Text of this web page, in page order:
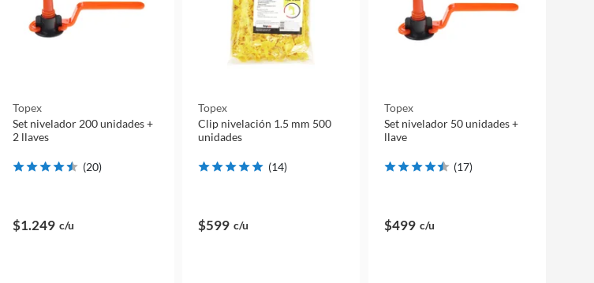
Topex
Set nivelador 200 unidades +
2 llaves
(20)
$1.249 c/u
Topex
Clip nivelación 1.5 mm 500
unidades
(14)
$599 c/u
Topex
Set nivelador 50 unidades +
llave
(17)
$499 c/u